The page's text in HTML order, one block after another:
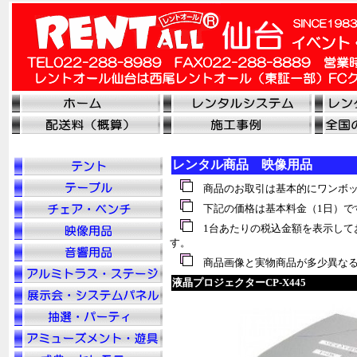
レンタル商品 映像用品
商品のお取引は基本的にワンボ
下記の価格は基本料金（1日）
1台あたりの税込金額を表示して
す。
商品画像と実物商品が多少異な
液晶プロジェクターCP-X445